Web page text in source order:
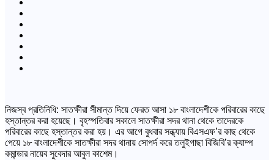
নিজস্ব প্রতিনিধি: সাতক্ষীরা সীমান্ত দিয়ে ফেরত আসা ১৮ বাংলাদেশীকে পরিবারের কাছে
হস্তান্তর করা হয়েছে। বৃহস্পতিবার সকালে সাতক্ষীরা সদর থানা থেকে তাদেরকে
পরিবারের কাছে হস্তান্তর করা হয়। এর আগে বুধবার সন্ধ্যায় বিএসএফ’র কাছ থেকে
পেয়ে ১৮ বাংলাদেশীকে সাতক্ষীরা সদর থানায় সোপর্দ করে তলুইগাছা বিজিবি’র ক্যাম্প
কমান্ডার নায়েব সুবেদার আবুল কাশেম।